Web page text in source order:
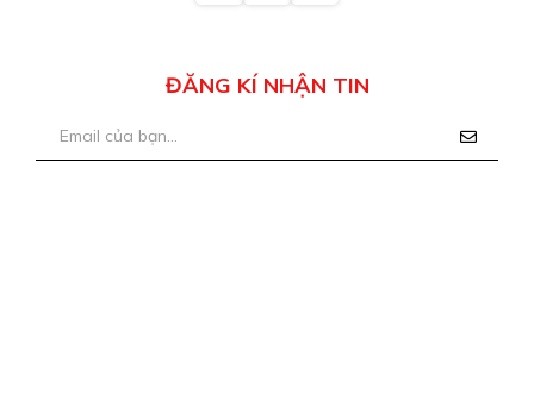
ĐĂNG KÍ NHẬN TIN